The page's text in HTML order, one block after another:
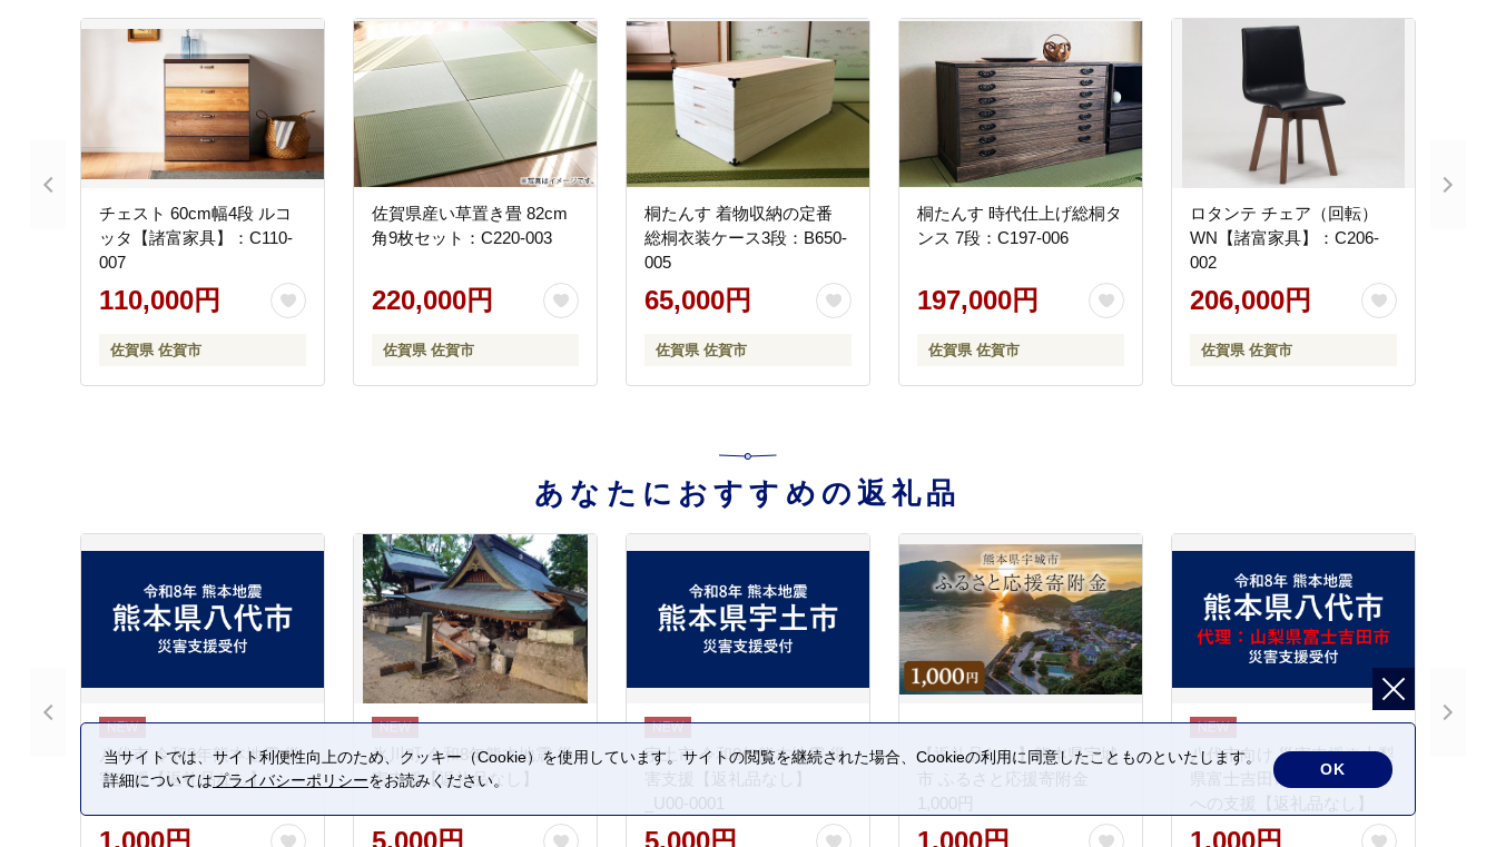
チェスト 60cm幅4段 ルコ
ッタ【諸富家具】：C110-
007
110,000円
佐賀県 佐賀市
佐賀県産い草置き畳 82cm
角9枚セット：C220-003
220,000円
佐賀県 佐賀市
桐たんす 着物収納の定番
総桐衣装ケース3段：B650-
005
65,000円
佐賀県 佐賀市
桐たんす 時代仕上げ総桐タ
ンス 7段：C197-006
197,000円
佐賀県 佐賀市
ロタンテ チェア（回転）
WN【諸富家具】：C206-
002
206,000円
佐賀県 佐賀市
あなたにおすすめの返礼品
八代市 令和8年熊本地震 災
害支援【返礼品なし】
氷川町 令和8年熊本地震 災
害支援【返礼品なし】
宇土市 令和8年熊本地震 災
害支援【返礼品なし】
_U00-0001
【返礼品なし】熊本県宇城
市 ふるさと応援寄附金
1,000円
八代市向け 災害支援※山梨
県富士吉田市による八代市
への支援【返礼品なし】
当サイトでは、サイト利便性向上のため、クッキー（Cookie）を使用しています。サイトの閲覧を継続された場合、Cookieの利用に同意したことものといたします。
詳細についてはプライバシーポリシーをお読みください。
OK